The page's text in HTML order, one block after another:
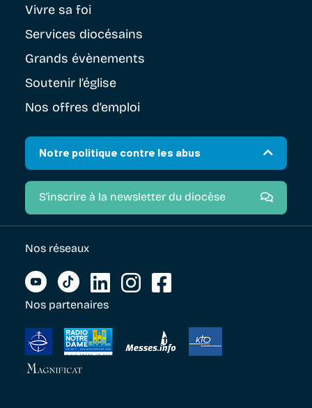
Vivre sa foi
Services diocésains
Grands évènements
Soutenir l’église
Nos offres d’emploi
Notre politique contre les abus
S'inscrire à la newsletter du diocèse
Nos réseaux
Nos partenaires